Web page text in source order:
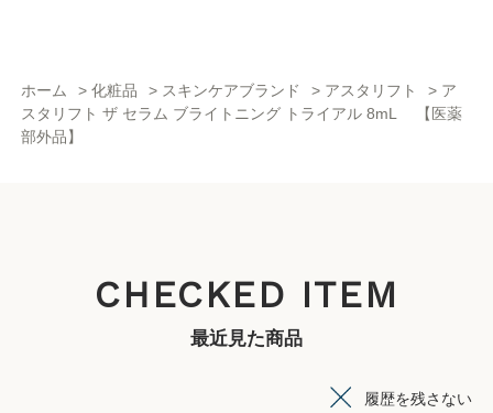
ホーム >化粧品 > スキンケアブランド > アスタリフト > ア
スタリフト ザ セラム ブライトニング トライアル 8mL 【医薬
部外品】
CHECKED ITEM
最近見た商品
履歴を残さない